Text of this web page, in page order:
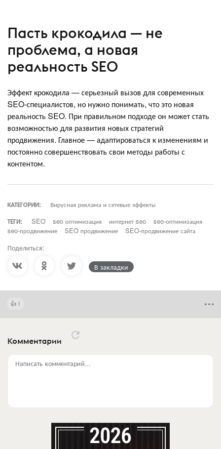
Пасть крокодила — не
проблема, а новая
реальность SEO
Эффект крокодила — серьезный вызов для современных
SEO-специалистов, но нужно понимать, что это новая
реальность SEO. При правильном подходе он может стать
возможностью для развития новых стратегий
продвижения. Главное — адаптироваться к изменениям и
постоянно совершенствовать свои методы работы с
контентом.
КАТЕГОРИИ:
Вирусная реклама и сетевые эффекты
ТЕГИ:
SEO seo оптимизация интернет seo
seo-оптимизация
seo-продвижение
SEO продвижение SEO-продвижение сайта
Поделиться:
В закладки
1
Комментарии
Написать комментарий...